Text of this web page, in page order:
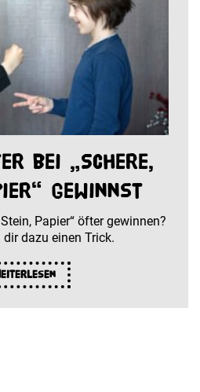
bei „Schere,
gewinnst
Papier“ öfter gewinnen?
dir dazu einen Trick.